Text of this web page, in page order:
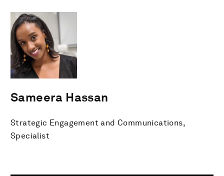
Sameera Hassan
Strategic Engagement and Communications,
Specialist